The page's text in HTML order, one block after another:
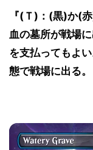
『(Ｔ)：(黒)か(
血の墓所が戦場
を支払ってもよ
態で戦場に出る。